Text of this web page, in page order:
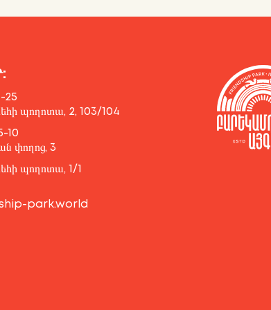
25
պողոտա, 2, 103/104
10
փողոց, 3
պողոտա, 1/1
park.world